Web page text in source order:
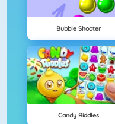
Bubble Shooter
Candy Riddles